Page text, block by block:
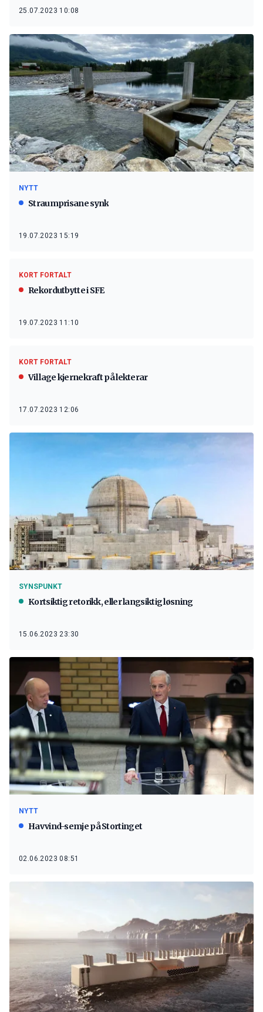
25.07.2023 10:08
NYTT
Straumprisane synk
19.07.2023 15:19
KORT FORTALT
Rekordutbytte i SFE
19.07.2023 11:10
KORT FORTALT
Vil lage kjernekraft på lekterar
17.07.2023 12:06
SYNSPUNKT
Kortsiktig retorikk, eller langsiktig løsning
15.06.2023 23:30
NYTT
Havvind-semje på Stortinget
02.06.2023 08:51